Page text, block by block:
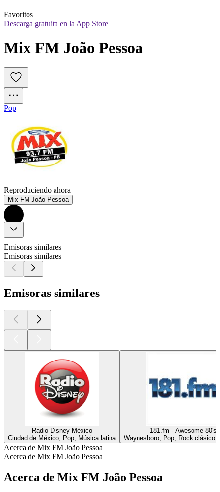
Favoritos
Descarga gratuita en la App Store
Mix FM João Pessoa
Pop
Reproduciendo ahora
Mix FM João Pessoa
Emisoras similares
Emisoras similares
Emisoras similares
Radio Disney México
Ciudad de México, Pop, Música latina
181.fm - Awesome 80's
Waynesboro, Pop, Rock clásico,
Acerca de Mix FM João Pessoa
Acerca de Mix FM João Pessoa
Acerca de Mix FM João Pessoa